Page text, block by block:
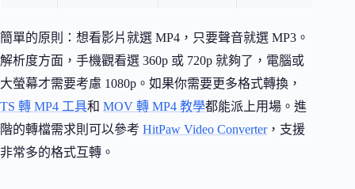
簡單的原則：想看影片就選 MP4，只要聲音就選 MP3。
解析度方面，手機觀看選 360p 或 720p 就夠了，電腦或
大螢幕才需要考慮 1080p。如果你需要更多格式轉換，
TS 轉 MP4 工具和 MOV 轉 MP4 教學都能派上用場。進
階的轉檔需求則可以參考 HitPaw Video Converter，支援
非常多的格式互轉。